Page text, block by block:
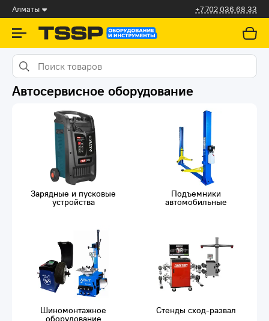
Алматы +7 702 036 68 33
Автосервисное оборудование
Зарядные и пусковые
устройства
Подъемники
автомобильные
Шиномонтажное
оборудование
Стенды сход-развал